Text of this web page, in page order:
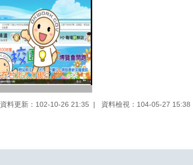
資料更新：102-10-26 21:35 資料檢視：104-05-27 15:38